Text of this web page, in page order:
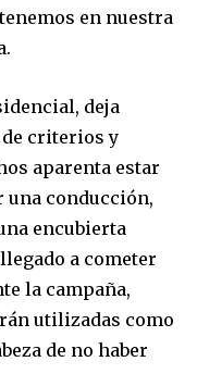
of
part of the
en nuestra
deja
criterios y
aparenta estar
conducción,
encubierta
a cometer
la campaña,
utilizadas como
de no haber